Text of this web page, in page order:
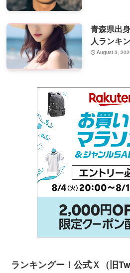
青森県出
人ランキ
August 3,
ランキングー！公式Ｘ（旧